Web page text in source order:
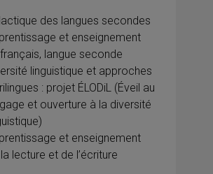
des langues secondes
et enseignement
langue seconde
linguistique et approches
: projet ÉLODiL (Éveil au
et ouverture à la diversité
et enseignement
lecture et de l’écriture